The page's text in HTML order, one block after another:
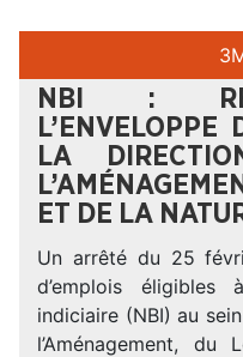
3
NBI :
LA
ET DE LA
Un arrêté du 25
d’emplois
indiciaire (NBI) au
l’Aménagement,